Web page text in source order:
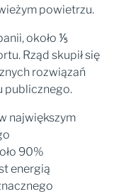
powietrzu.
około ⅕
Rząd skupił się
rozwiązań
publicznego.
największym
90%
energią